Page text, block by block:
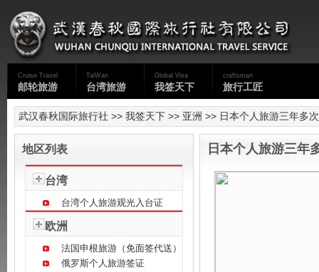
Cruise Travel
邮轮旅游
TaiWan
台湾旅游
Global Visa
我签天下
craftsman
旅行工匠
武汉春秋国际旅行社 >> 我签天下 >> 亚洲 >> 日本个人旅游三年多
地区列表
台湾
台湾个人旅游观光入台证
欧洲
法国申根旅游（免面签代送）
俄罗斯个人旅游签证
日本个人旅游三年